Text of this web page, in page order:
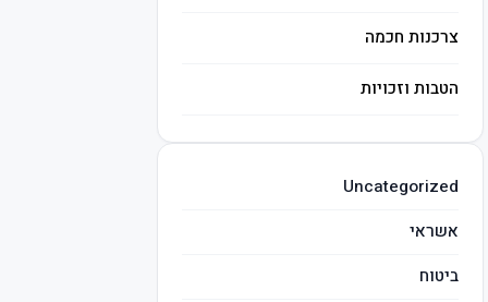
צרכנות חכמה
הטבות וזכויות
השקעות חכמות
מיסים
Uncategorized
אשראי
ביטוח